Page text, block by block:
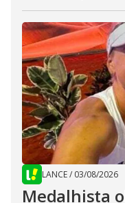
LANCE/ 03/08/2026
Medalhista